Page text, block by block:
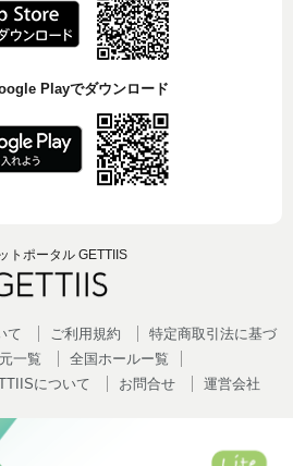
Playでダウンロード
トポータル GETTIIS
て ご利用規約
特定商取引法に基づ
一覧
全国ホールー覧
について お問合せ 運営会社